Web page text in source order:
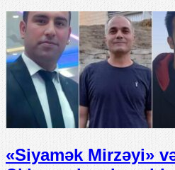
«Siyamək Mirzəyi»